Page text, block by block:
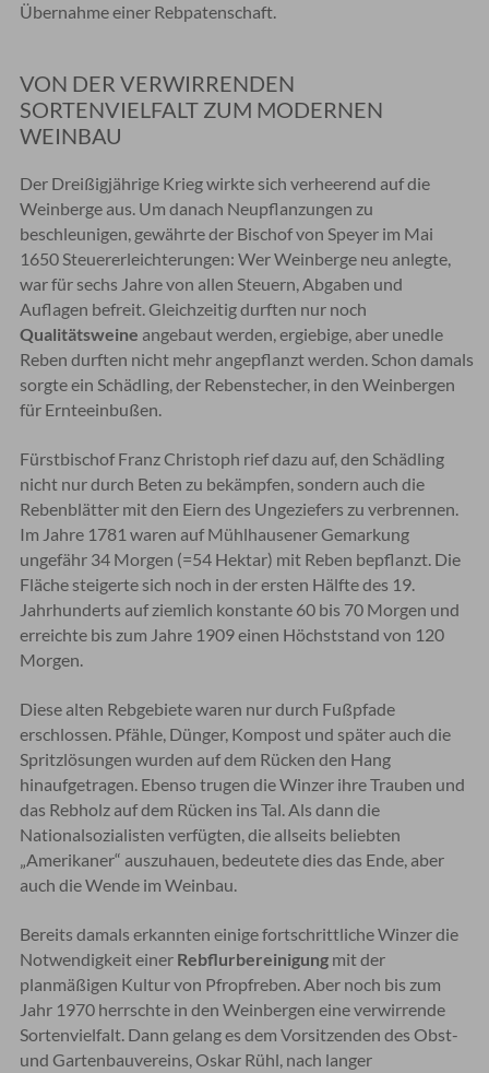
Übernahme einer Rebpatenschaft.
VON DER VERWIRRENDEN
SORTENVIELFALT ZUM MODERNEN
WEINBAU
Der Dreißigjährige Krieg wirkte sich verheerend auf die
Weinberge aus. Um danach Neupflanzungen zu
beschleunigen, gewährte der Bischof von Speyer im Mai
1650 Steuererleichterungen: Wer Weinberge neu anlegte,
war für sechs Jahre von allen Steuern, Abgaben und
Auflagen befreit. Gleichzeitig durften nur noch
Qualitätsweine angebaut werden, ergiebige, aber unedle
Reben durften nicht mehr angepflanzt werden. Schon damals
sorgte ein Schädling, der Rebenstecher, in den Weinbergen
für Ernteeinbußen.
Fürstbischof Franz Christoph rief dazu auf, den Schädling
nicht nur durch Beten zu bekämpfen, sondern auch die
Rebenblätter mit den Eiern des Ungeziefers zu verbrennen.
Im Jahre 1781 waren auf Mühlhausener Gemarkung
ungefähr 34 Morgen (=54 Hektar) mit Reben bepflanzt. Die
Fläche steigerte sich noch in der ersten Hälfte des 19.
Jahrhunderts auf ziemlich konstante 60 bis 70 Morgen und
erreichte bis zum Jahre 1909 einen Höchststand von 120
Morgen.
Diese alten Rebgebiete waren nur durch Fußpfade
erschlossen. Pfähle, Dünger, Kompost und später auch die
Spritzlösungen wurden auf dem Rücken den Hang
hinaufgetragen. Ebenso trugen die Winzer ihre Trauben und
das Rebholz auf dem Rücken ins Tal. Als dann die
Nationalsozialisten verfügten, die allseits beliebten
„Amerikaner“ auszuhauen, bedeutete dies das Ende, aber
auch die Wende im Weinbau.
Bereits damals erkannten einige fortschrittliche Winzer die
Notwendigkeit einer Rebflurbereinigungmit der
planmäßigen Kultur von Pfropfreben. Aber noch bis zum
Jahr 1970 herrschte in den Weinbergen eine verwirrende
Sortenvielfalt. Dann gelang es dem Vorsitzenden des Obst-
und Gartenbauvereins, Oskar Rühl, nach langer